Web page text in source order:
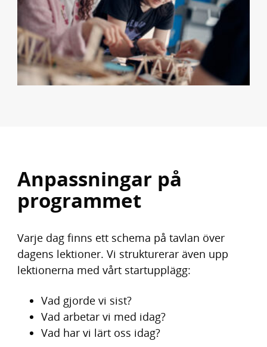
Anpassningar på
programmet
Varje dag finns ett schema på tavlan över
dagens lektioner. Vi strukturerar även upp
lektionerna med vårt startupplägg:
Vad gjorde vi sist?
Vad arbetar vi med idag?
Vad har vi lärt oss idag?